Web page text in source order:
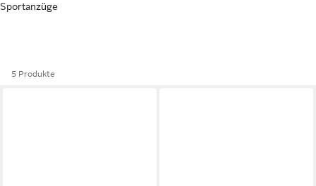
Sportanzüge
5 Produkte